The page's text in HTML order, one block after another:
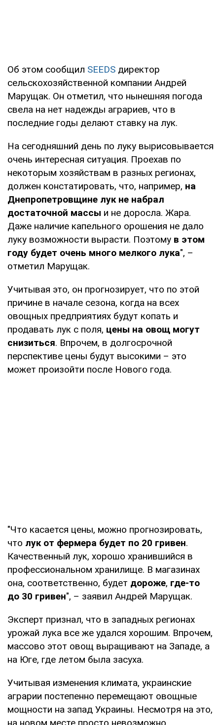
Об этом сообщил SEEDS директор
сельскохозяйственной компании Андрей
Марущак. Он отметил, что нынешняя погода
свела на нет надежды аграриев, что в
последние годы делают ставку на лук.
На сегодняшний день по луку вырисовывается
очень интересная ситуация. Проехав по
некоторым хозяйствам в разных регионах,
должен констатировать, что, например, на
Днепропетровщине лук не набрал
достаточной массы и не доросла. Жара.
Даже наличие капельного орошения не дало
луку возможности вырасти. Поэтому в этом
году будет очень много мелкого лука", –
отметил Марущак.
Учитывая это, он прогнозирует, что по этой
причине в начале сезона, когда на всех
овощных предприятиях будут копать и
продавать лук с поля, цены на овощ могут
снизиться. Впрочем, в долгосрочной
перспективе цены будут высокими – это
может произойти после Нового года.
"Что касается цены, можно прогнозировать,
что лук от фермера будет по 20 гривен.
Качественный лук, хорошо хранившийся в
профессиональном хранилище. В магазинах
она, соответственно, будет дороже, где-то
до 30 гривен", – заявил Андрей Марущак.
Эксперт признал, что в западных регионах
урожай лука все же удался хорошим. Впрочем,
массово этот овощ выращивают на Западе, а
на Юге, где летом была засуха.
Учитывая изменения климата, украинские
аграрии постепенно перемещают овощные
мощности на запад Украины. Несмотря на это,
на новом месте просто невозможно